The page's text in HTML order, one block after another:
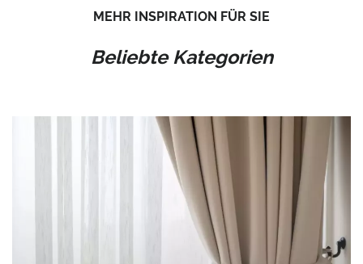
MEHR INSPIRATION FÜR SIE
Beliebte Kategorien